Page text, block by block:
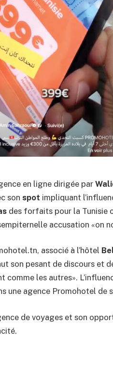
en ligne dirigée par
son spot impliquant
des forfaits pour la Tunisie
accusation «on
associé à l’hôtel
son pesant de discours et
comme les autres».
une agence Promohotel de
de voyages et son